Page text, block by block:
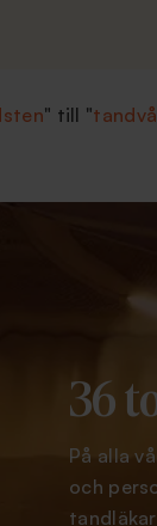
" till "
36
På alla
och